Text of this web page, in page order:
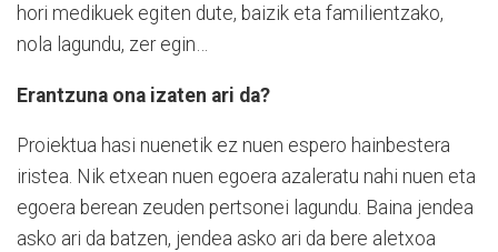
hori medikuek egiten dute, baizik eta familientzako,
nola lagundu, zer egin…
Erantzuna ona izaten ari da?
Proiektua hasi nuenetik ez nuen espero hainbestera
iristea. Nik etxean nuen egoera azaleratu nahi nuen eta
egoera berean zeuden pertsonei lagundu. Baina jendea
asko ari da batzen, jendea asko ari da bere aletxoa